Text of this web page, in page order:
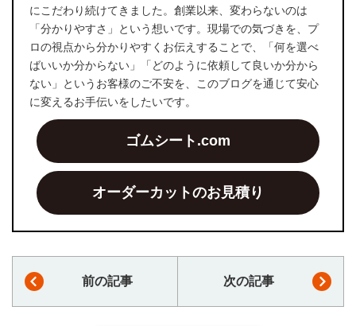
にこだわり続けてきました。創業以来、変わらないのは
「分かりやすさ」という想いです。現場での気づきを、プ
ロの視点から分かりやすくお伝えすることで、「何を選べ
ばいいか分からない」「どのように依頼して良いか分から
ない」というお客様のご不安を、このブログを通じて安心
に変えるお手伝いをしたいです。
ゴムシート.com
オーダーカットのお見積り
前の記事 次の記事